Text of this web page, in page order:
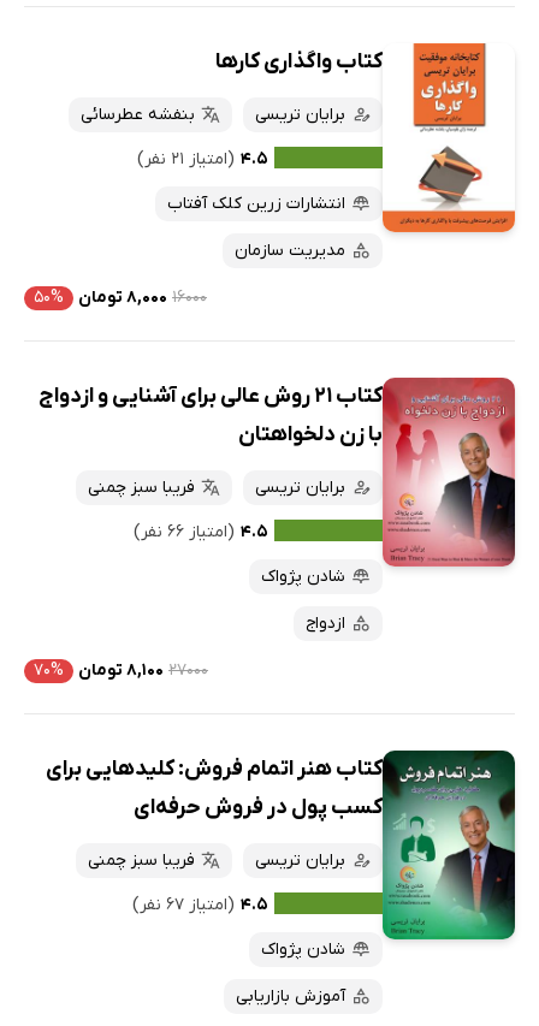
کتاب واگذاری کارها
برایان تریسی
بنفشه عطرسائی
۴.۵ (امتیاز ۲۱ نفر)
انتشارات زرین کلک آفتاب
مدیریت سازمان
۱۶۰۰۰ ۸,۰۰۰ تومان ۵۰%
کتاب 21 روش عالی برای آشنایی و ازدواج
با زن دلخواهتان
برایان تریسی
فریبا سبز چمنی
۴.۵ (امتیاز ۶۶ نفر)
شادن پژواک
ازدواج
۲۷۰۰۰ ۸,۱۰۰ تومان ۷۰%
کتاب هنر اتمام فروش: کلیدهایی برای
کسب پول در فروش حرفه‌ای
برایان تریسی
فریبا سبز چمنی
۴.۵ (امتیاز ۶۷ نفر)
شادن پژواک
آموزش بازاریابی